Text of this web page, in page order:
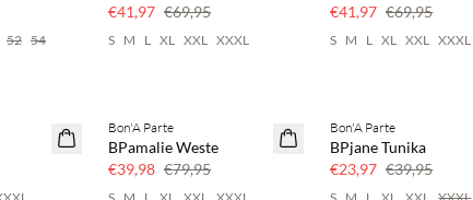
52 54
€41,97 €69,95
S M L XL XXL XXXL
€41,97 €69,95
S M L XL XXL XXXL
50 % Rabatt
Bon'A Parte
BPamalie Weste
€39,98 €79,95
40 % Rabatt
Bon'A Parte
BPjane Tunika
€23,97 €39,95